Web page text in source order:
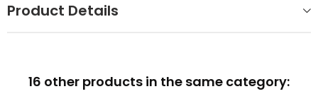
Product Details
16 other products in the same category: